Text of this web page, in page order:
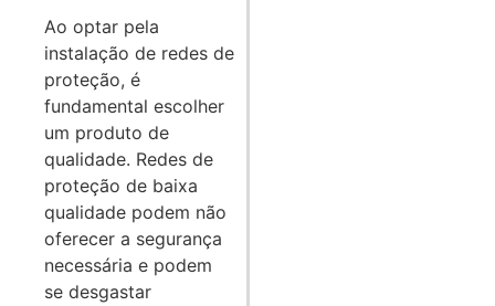
Ao optar pela
instalação de redes de
proteção, é
fundamental escolher
um produto de
qualidade. Redes de
proteção de baixa
qualidade podem não
oferecer a segurança
necessária e podem
se desgastar